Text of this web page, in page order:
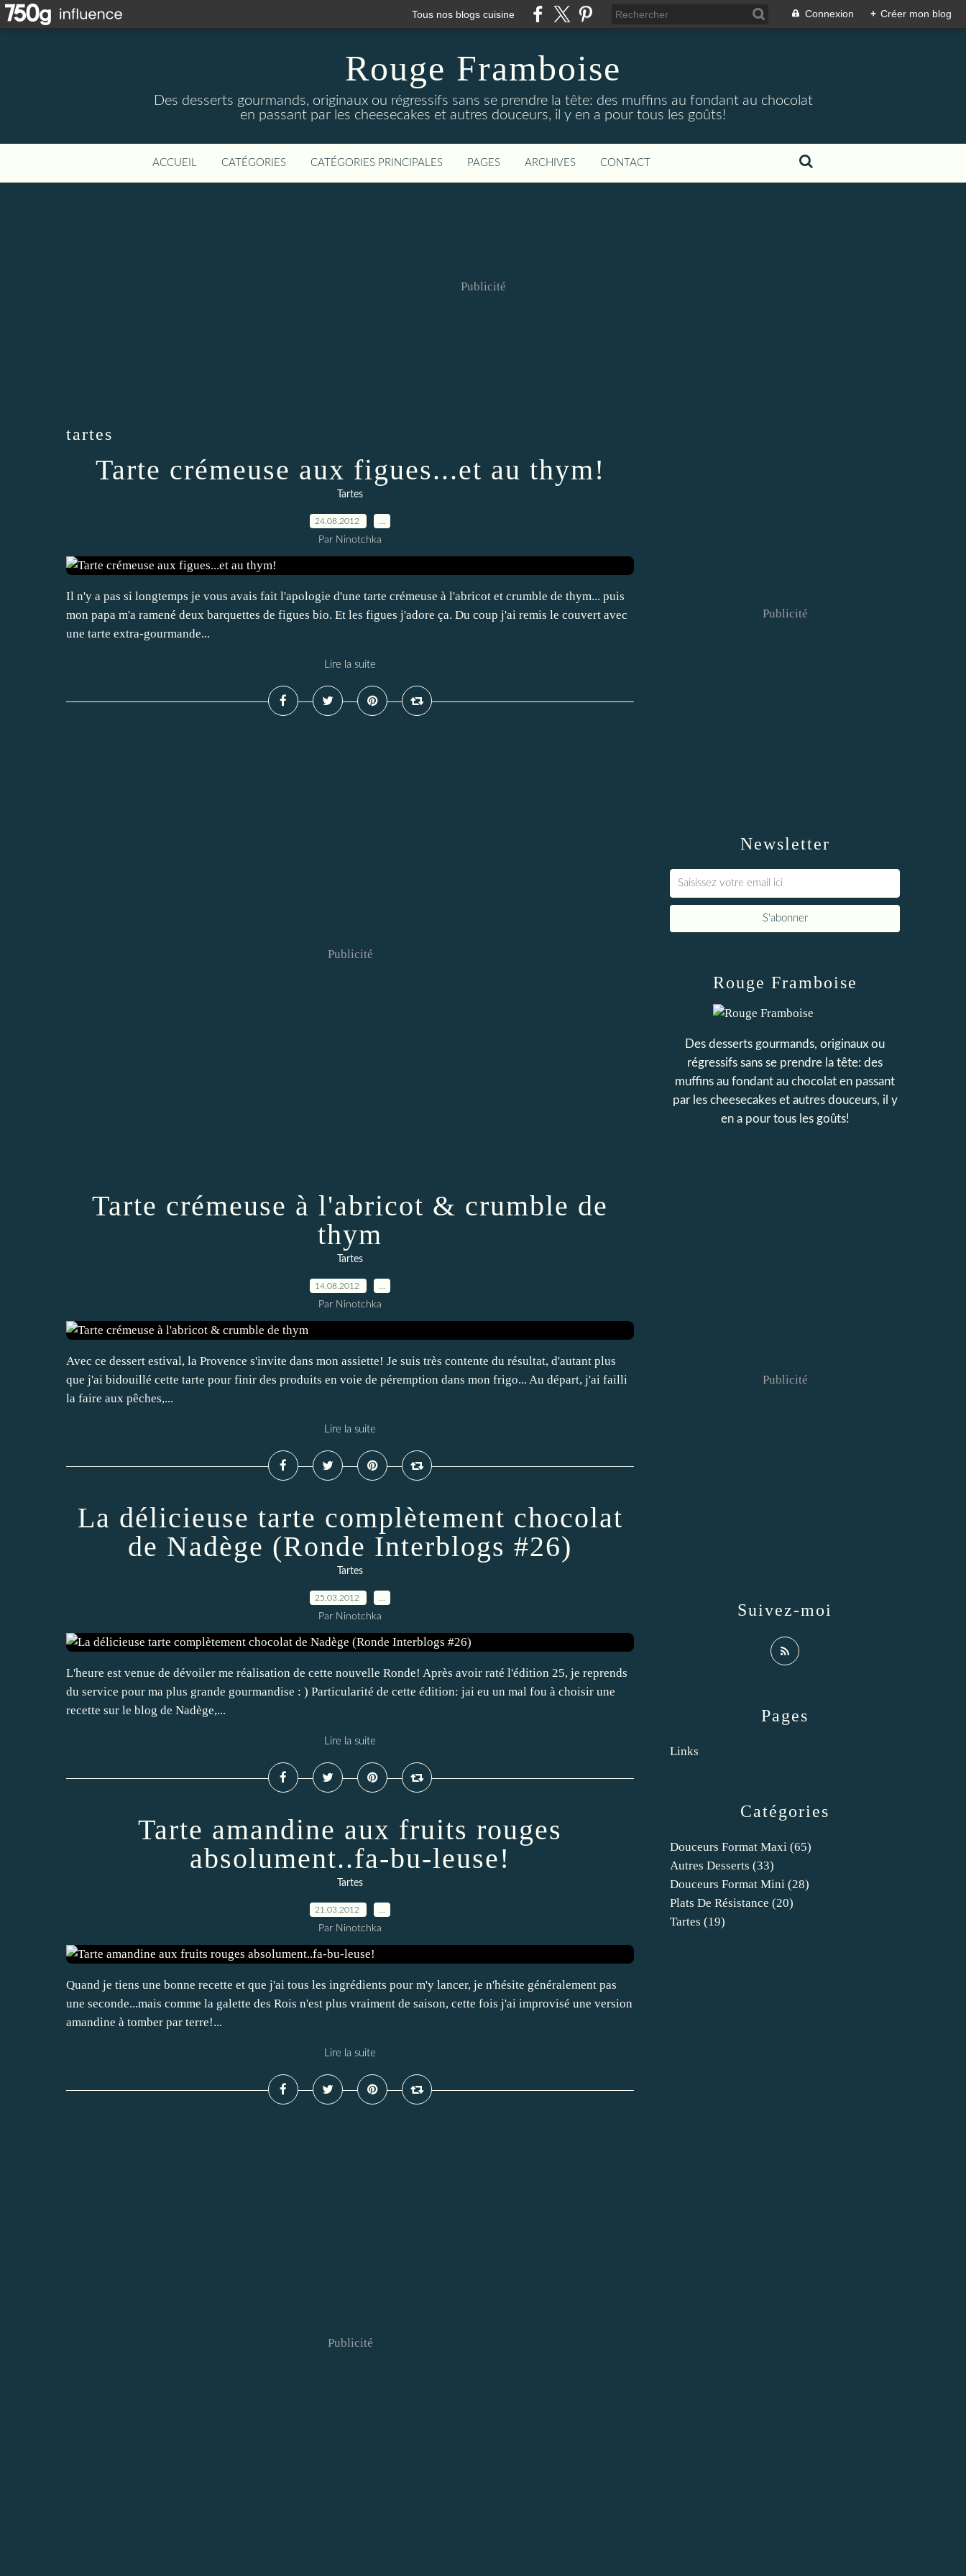
Tous nos blogs cuisine Connexion + Créer mon blog
Rouge Framboise
Des desserts gourmands, originaux ou régressifs sans se prendre la tête: des muffins au fondant au chocolat
en passant par les cheesecakes et autres douceurs, il y en a pour tous les goûts!
ACCUEIL CATÉGORIES CATÉGORIES PRINCIPALES PAGES ARCHIVES CONTACT
Publicité
tartes
Tarte crémeuse aux figues...et au thym!
Tartes
24.08.2012
Par Ninotchka
Il n'y a pas si longtemps je vous avais fait l'apologie d'une tarte crémeuse à l'abricot et crumble de thym... puis
mon papa m'a ramené deux barquettes de figues bio. Et les figues j'adore ça. Du coup j'ai remis le couvert avec
une tarte extra-gourmande...
Lire la suite
Publicité
Tarte crémeuse à l'abricot & crumble de
thym
Tartes
14.08.2012
Par Ninotchka
Avec ce dessert estival, la Provence s'invite dans mon assiette! Je suis très contente du résultat, d'autant plus
que j'ai bidouillé cette tarte pour finir des produits en voie de péremption dans mon frigo... Au départ, j'ai failli
la faire aux pêches,...
Lire la suite
La délicieuse tarte complètement chocolat
de Nadège (Ronde Interblogs #26)
Tartes
25.03.2012
Par Ninotchka
L'heure est venue de dévoiler me réalisation de cette nouvelle Ronde! Après avoir raté l'édition 25, je reprends
du service pour ma plus grande gourmandise : ) Particularité de cette édition: jai eu un mal fou à choisir une
recette sur le blog de Nadège,...
Lire la suite
Tarte amandine aux fruits rouges
absolument..fa-bu-leuse!
Tartes
21.03.2012
Par Ninotchka
Quand je tiens une bonne recette et que j'ai tous les ingrédients pour m'y lancer, je n'hésite généralement pas
une seconde...mais comme la galette des Rois n'est plus vraiment de saison, cette fois j'ai improvisé une version
amandine à tomber par terre!...
Lire la suite
Publicité
Newsletter
Publicité
Catégories
Douceurs Format Maxi (65)
Autres Desserts (33)
Douceurs Format Mini (28)
Plats De Résistance (20)
Tartes (19)
Pages
Links
Rouge Framboise
Des desserts gourmands, originaux ou
régressifs sans se prendre la tête: des
muffins au fondant au chocolat en passant
par les cheesecakes et autres douceurs, il y
en a pour tous les goûts!
Suivez-moi
Publicité